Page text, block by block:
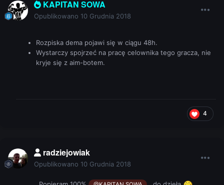
KAPITAN SOWA
Opublikowano 10 Grudnia 2018
Rozpiska dema pojawi się w ciągu 48h.
Wystarczy spojrzeć na pracę celownika tego gracza, nie
kryje się z aim-botem.
4
radziejowiak
Opublikowano 10 Grudnia 2018